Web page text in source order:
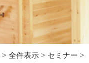
> 全件表示 > セミナー >